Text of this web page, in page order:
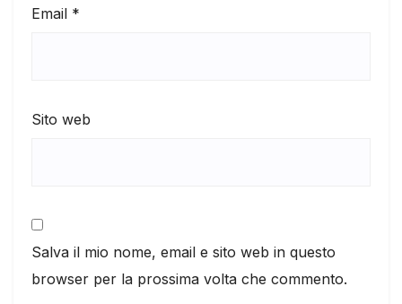
Email *
Sito web
Salva il mio nome, email e sito web in questo
browser per la prossima volta che commento.